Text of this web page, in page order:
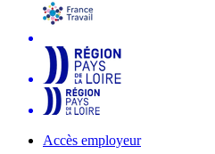
Accès employeur